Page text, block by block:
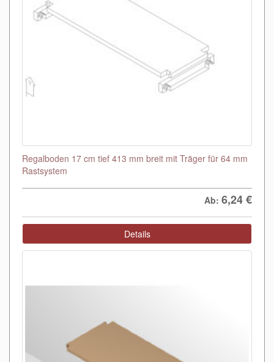
Regalboden 17 cm tief 413 mm breit mit Träger für 64 mm
Rastsystem
Ab: 6,24€
Details